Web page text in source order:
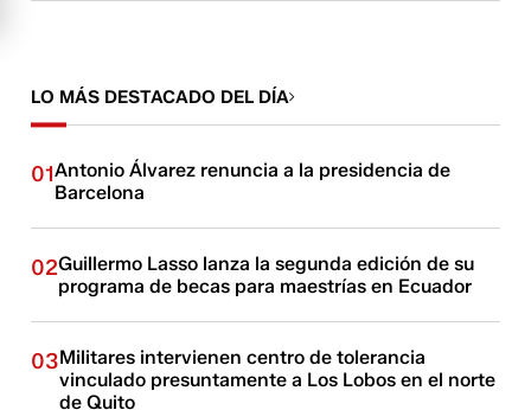
LO MÁS DESTACADO DEL DÍA
01Antonio Álvarez renuncia a la presidencia de
Barcelona
02Guillermo Lasso lanza la segunda edición de su
programa de becas para maestrías en Ecuador
03Militares intervienen centro de tolerancia
vinculado presuntamente a Los Lobos en el norte
de Quito